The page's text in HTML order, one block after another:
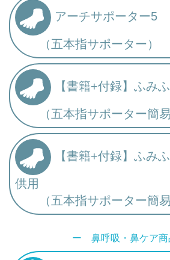
アーチサポーター5
（五本指サポーター）
【書籍+付録】ふみ
（五本指サポーター簡易
【書籍+付録】ふみ
供用
（五本指サポーター簡易
ー 鼻呼吸・鼻ケア